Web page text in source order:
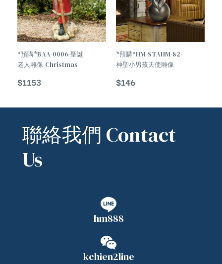
*預購*BAA-0006-聖誕
老人雕像-Christmas
Claus Statue
$1153
*預購*HM-STAHM-82-
神聖小男孩天使雕像
Boy Angel Statue
$146
聯絡我們 Contact
Us
hm888
kchien2line